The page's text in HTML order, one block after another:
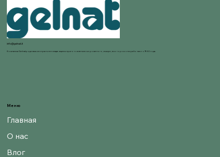
info@gelnat.it
Компания Gelnat родилась из страсти ее владельцев к приготовлению мороженого, в мире, в котором они работают с 1950 года.
Меню
Главная
О нас
Влог